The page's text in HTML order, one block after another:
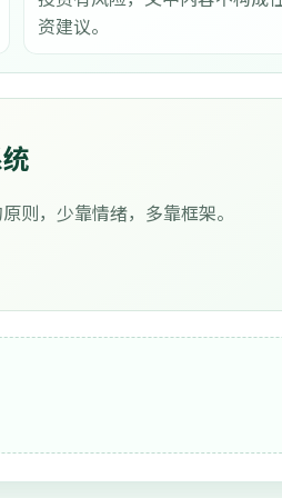
资建议。
则，少靠情绪，多靠框架。